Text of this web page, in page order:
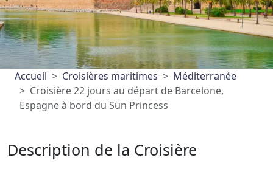
Accueil Croisières maritimes
Méditerranée
Croisière 22 jours au départ de Barcelone,
Espagne à bord du Sun Princess
Description de la Croisière